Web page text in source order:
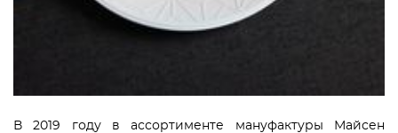
В 2019 году в ассортименте мануфактуры Майсен